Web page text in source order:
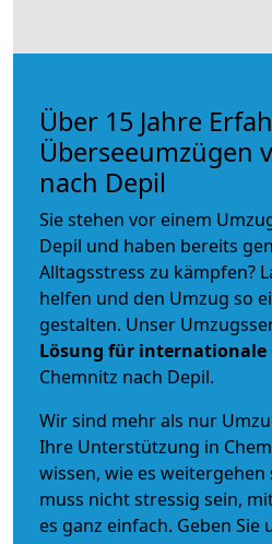
Über 15 Jahre
Überseeumzügen
nach Depil
Sie stehen vor einem
Depil und haben bereits
Alltagsstress zu kämpfen?
helfen und den Umzug so
gestalten. Unser
Lösung für internationale
Chemnitz nach Depil.
Wir sind mehr als nur
Ihre Unterstützung in
wissen, wie es
muss nicht stressig sein,
es ganz einfach. Geben Sie